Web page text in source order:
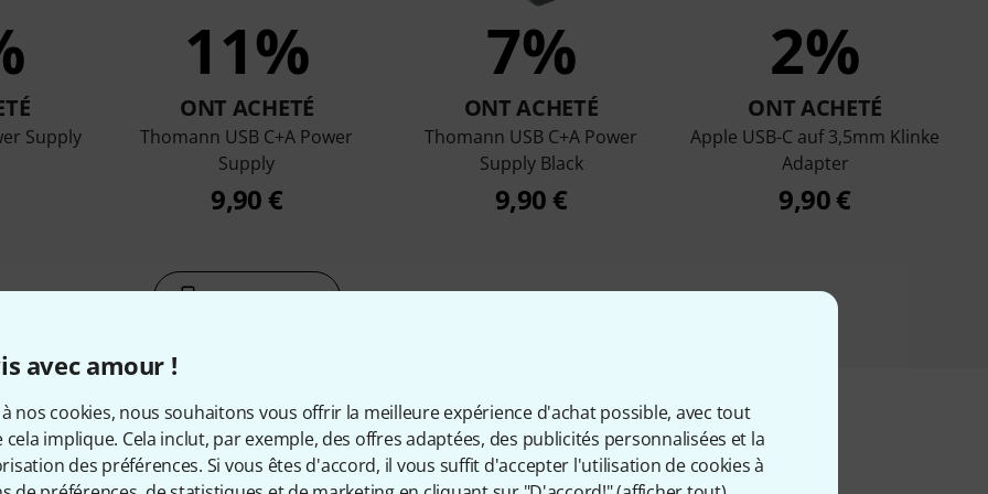
avec amour !
à nos cookies, nous souhaitons vous offrir la meilleure expérience d'achat possible, avec tout
cela implique. Cela inclut, par exemple, des offres adaptées, des publicités personnalisées et la
des préférences. Si vous êtes d'accord, il vous suffit d'accepter l'utilisation de cookies à
Supply
11%
ONT ACHETÉ
Thomann USB C+A Power
Supply
9,90 €
7%
ONT ACHETÉ
Thomann USB C+A Power
Supply Black
9,90 €
2%
ONT ACHETÉ
Apple USB-C auf 3,5mm Klinke
Adapter
9,90 €
Comparer